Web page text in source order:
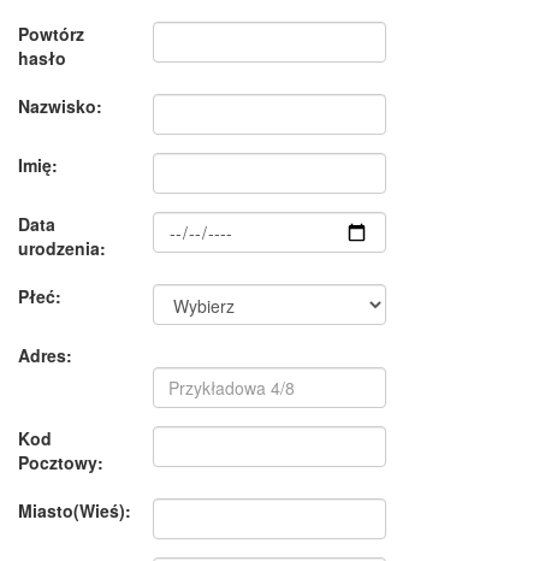
Powtórz
hasło
Nazwisko:
Imię:
Data
urodzenia:
Płeć:
Adres:
Kod
Pocztowy:
Miasto(Wieś):